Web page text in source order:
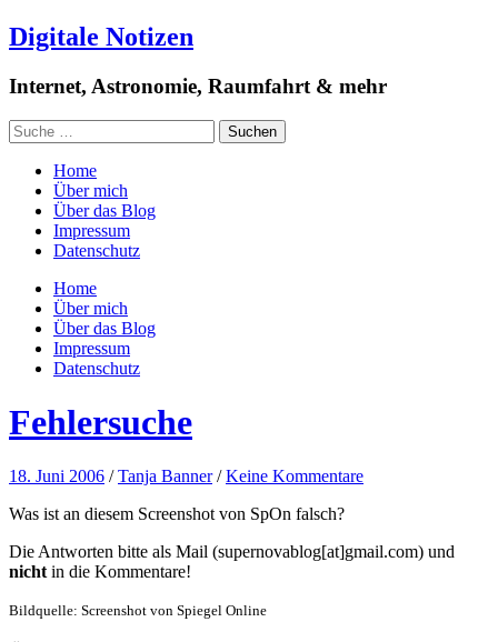
Digitale Notizen
Internet, Astronomie, Raumfahrt & mehr
Home
Über mich
Über das Blog
Impressum
Datenschutz
Home
Über mich
Über das Blog
Impressum
Datenschutz
Fehlersuche
18. Juni 2006 /Tanja Banner /Keine Kommentare
Was ist an diesem Screenshot von SpOn falsch?
Die Antworten bitte als Mail (supernovablog[at]gmail.com) und
nichtin die Kommentare!
Bildquelle: Screenshot von Spiegel Online